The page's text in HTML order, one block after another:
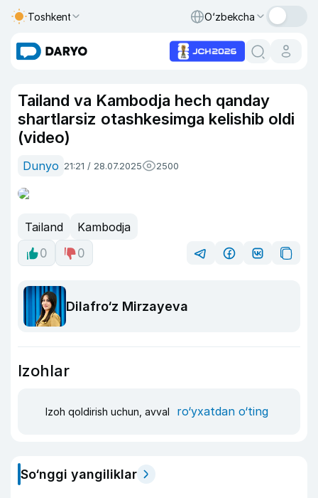
Toshkent O‘zbekcha
Tailand va Kambodja hech qanday
shartlarsiz otashkesimga kelishib oldi
(video)
Dunyo 21:21 / 28.07.2025 2500
Tailand
Kambodja
0
0
Dilafro‘z Mirzayeva
Izohlar
Izoh qoldirish uchun, avval ro‘yxatdan o‘ting
So‘nggi yangiliklar